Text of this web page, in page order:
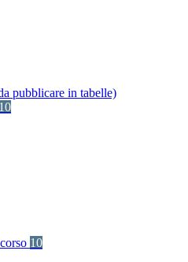
pubblicare in tabelle)
10
10